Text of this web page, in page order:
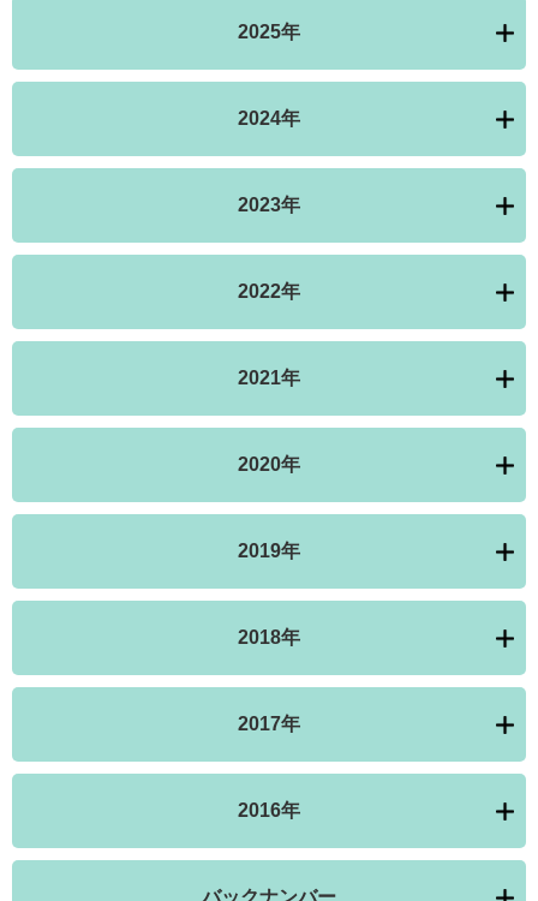
2025年
2024年
2023年
2022年
2021年
2020年
2019年
2018年
2017年
2016年
バックナンバー